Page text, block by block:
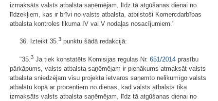
izmaksāts valsts atbalsta saņēmējam, līdz tā atgūšanas dienai no
līdzekļiem, kas ir brīvi no valsts atbalsta, atbilstoši Komercdarbības
atbalsta kontroles likuma IV vai V nodaļas nosacījumiem."
36. Izteikt 35.3 punktu šādā redakcijā:
"35.3 Ja tiek konstatēts Komisijas regulas Nr. 651/2014 prasību
pārkāpums, valsts atbalsta saņēmējam ir pienākums atmaksāt valsts
atbalsta sniedzējam visu projekta ietvaros saņemto nelikumīgo valsts
atbalstu kopā ar procentiem no dienas, kad valsts atbalsts tika
izmaksāts valsts atbalsta saņēmējam, līdz tā atgūšanas dienai no